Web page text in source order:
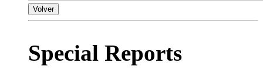
Volver
Special Reports